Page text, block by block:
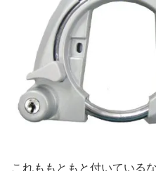
これももともと付いている